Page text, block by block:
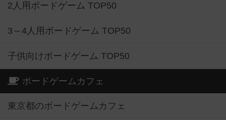
2人用ボードゲーム TOP50
3～4人用ボードゲーム TOP50
子供向けボードゲーム TOP50
ボードゲームカフェ
東京都のボードゲームカフェ